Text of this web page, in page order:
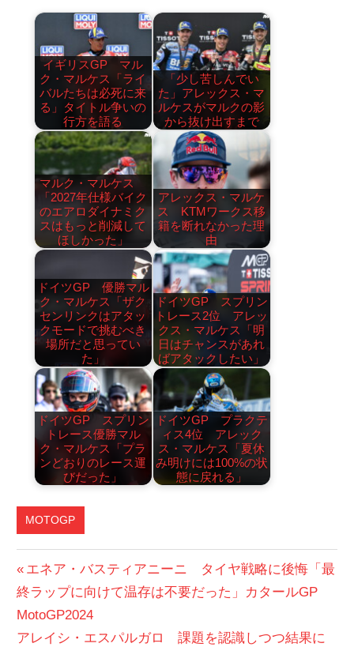
イギリスGP マル
ク・マルケス「ライ
バルたちは必死に来
る」タイトル争いの
行方を語る
「少し苦しんでい
た」アレックス・マ
ルケスがマルクの影
から抜け出すまで
マルク・マルケス
「2027年仕様バイク
のエアロダイナミク
スはもっと削減して
ほしかった」
アレックス・マルケ
ス KTMワークス移
籍を断れなかった理
由
ドイツGP 優勝マル
ク・マルケス「ザク
センリンクはアタッ
クモードで挑むべき
場所だと思ってい
た」
ドイツGP スプリン
トレース2位 アレッ
クス・マルケス「明
日はチャンスがあれ
ばアタックしたい」
ドイツGP スプリン
トレース優勝マル
ク・マルケス「プラ
ンどおりのレース運
びだった」
ドイツGP プラクテ
ィス4位 アレック
ス・マルケス「夏休
み明けには100%の状
態に戻れる」
MOTOGP
投
稿
ナ
前
の
投
稿:
エネア・バスティアニーニ タイヤ戦略に後悔「最
終ラップに向けて温存は不要だった」カタールGP
MotoGP2024
次
アレイシ・エスパルガロ 課題を認識しつつ結果に